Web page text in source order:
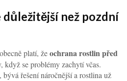
důležitější než pozdní
platí, žeochrana rostlin před
když se problémy zachytí včas.
řešení náročnější a rostlina už